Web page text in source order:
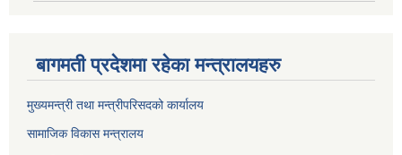
बागमती प्रदेशमा रहेका मन्त्रालयहरु
मुख्यमन्त्री तथा मन्त्रीपरिसदको कार्यालय
सामाजिक विकास मन्त्रालय